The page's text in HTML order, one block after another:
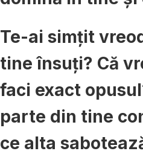
Te-ai simțit
tine însuți? Că
faci exact
parte din tine
ce alta